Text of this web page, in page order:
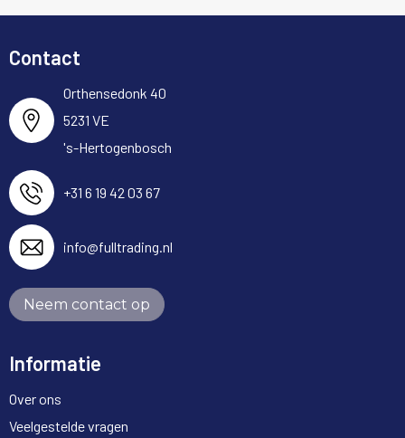
Contact
Orthensedonk 40
5231 VE
's-Hertogenbosch
+31 6 19 42 03 67
info@fulltrading.nl
Neem contact op
Informatie
Over ons
Veelgestelde vragen